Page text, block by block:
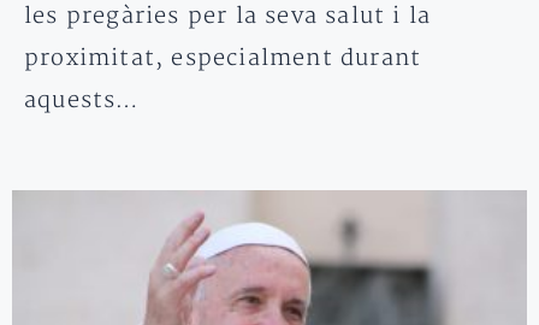
les pregàries per la seva salut i la
proximitat, especialment durant
aquests…